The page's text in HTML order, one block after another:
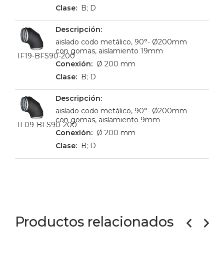
B; D
IF19-BFS90-200
aislado codo metálico, 90°- Ø200mm
con gomas, aislamiento 19mm
Ø 200 mm
B; D
IF09-BFS90-200
aislado codo metálico, 90°- Ø200mm
con gomas, aislamiento 9mm
Ø 200 mm
B; D
Productos relacionados